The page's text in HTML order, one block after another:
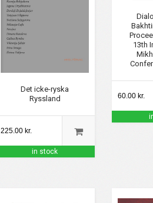
Det icke-ryska
Ryssland
225.00 kr.
in stock
13th
60.00 kr.